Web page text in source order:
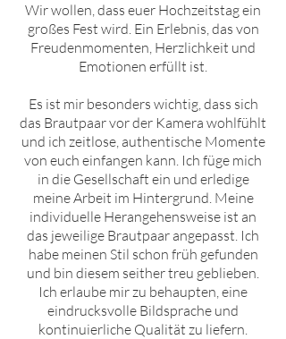
Wir wollen, dass euer Hochzeitstag ein
großes Fest wird. Ein Erlebnis, das von
Freudenmomenten, Herzlichkeit und
Emotionen erfüllt ist.
Es ist mir besonders wichtig, dass sich
das Brautpaar vor der Kamera wohlfühlt
und ich zeitlose, authentische Momente
von euch einfangen kann. Ich füge mich
in die Gesellschaft ein und erledige
meine Arbeit im Hintergrund. Meine
individuelle Herangehensweise ist an
das jeweilige Brautpaar angepasst. Ich
habe meinen Stil schon früh gefunden
und bin diesem seither treu geblieben.
Ich erlaube mir zu behaupten, eine
eindrucksvolle Bildsprache und
kontinuierliche Qualität zu liefern.